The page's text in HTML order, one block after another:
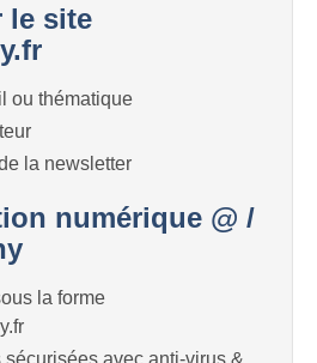
le site
ou thématique
la newsletter
numérique @ /
la forme